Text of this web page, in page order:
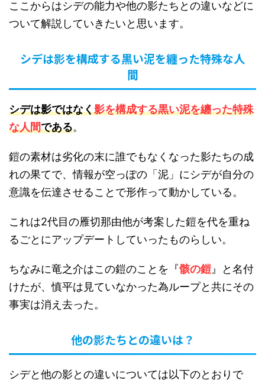
ここからはシデの能力や他の影たちとの違いなどに
ついて解説していきたいと思います。
シデは影を構成する黒い泥を纏った特殊な人
間
シデは影ではなく影を構成する黒い泥を纏った特殊
な人間である。
鎧の素材は劣化の末に誰でもなくなった影たちの成
れの果てで、情報が空っぽの「泥」にシデが自分の
意識を伝達させることで形作って動かしている。
これは2代目の雁切那由他が考案した鎧を代を重ね
るごとにアップデートしていったものらしい。
ちなみに竜之介はこの鎧のことを『骸の鎧 』と名付
けたが、慎平は見ていなかった為ループと共にその
事実は消え去った。
他の影たちとの違いは？
シデと他の影との違いについては以下のとおりで